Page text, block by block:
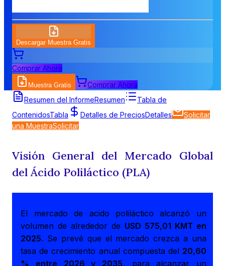
Descargar Muestra Gratis
Comprar Ahora
Muestra Gratis
Comprar Ahora
Resumen del InformeResumen
Tabla de
ContenidosTabla Detalles de PreciosDetalles
Solicitar
una MuestraSolicitar
Visión General del Mercado Global
del Ácido Poliláctico (PLA)
El mercado de acido poliláctico alcanzó un
volumen de alrededor de USD 575,01 KMT en
2025. Se prevé que el mercado crezca a una
tasa de crecimiento anual compuesta del 20,60
% entre 2026 y 2035, para alcanzar un